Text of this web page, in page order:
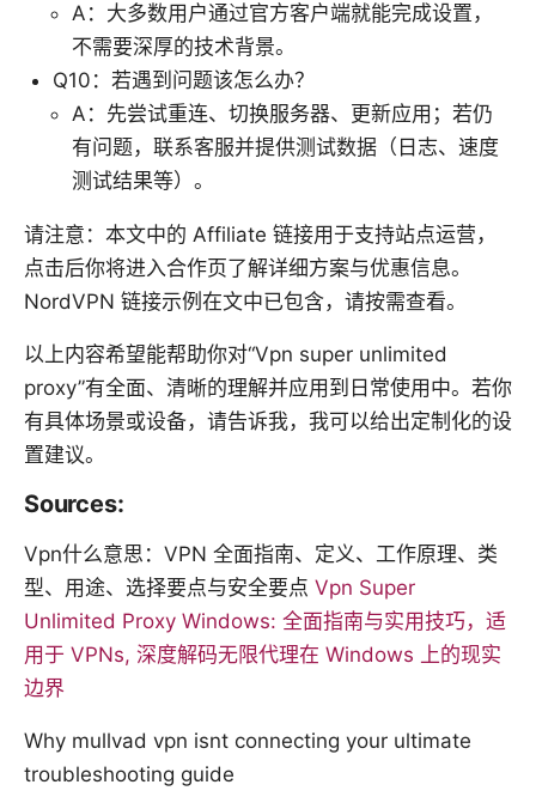
A：大多数用户通过官方客户端就能完成设置，
不需要深厚的技术背景。
Q10：若遇到问题该怎么办？
A：先尝试重连、切换服务器、更新应用；若仍
有问题，联系客服并提供测试数据（日志、速度
测试结果等）。
请注意：本文中的 Affiliate 链接用于支持站点运营，
点击后你将进入合作页了解详细方案与优惠信息。
NordVPN 链接示例在文中已包含，请按需查看。
以上内容希望能帮助你对“Vpn super unlimited
proxy”有全面、清晰的理解并应用到日常使用中。若你
有具体场景或设备，请告诉我，我可以给出定制化的设
置建议。
Sources:
Vpn什么意思：VPN 全面指南、定义、工作原理、类
型、用途、选择要点与安全要点 Vpn Super
Unlimited Proxy Windows: 全面指南与实用技巧，适
用于 VPNs, 深度解码无限代理在 Windows 上的现实
边界
Why mullvad vpn isnt connecting your ultimate
troubleshooting guide